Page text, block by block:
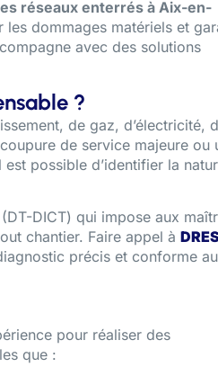
réseaux enterrés à Aix-en-
les dommages matériels et
avec des solutions
?
de gaz, d’électricité,
de service majeure ou
est possible d’identifier la
DICT) qui impose aux
chantier. Faire appel à
diagnostic précis et conforme
pour réaliser des
que :